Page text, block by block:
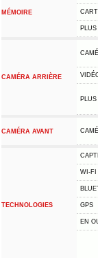
MÉMOIRE
PLUS
CAMÉRA ARRIÈRE
PLUS
CAMÉRA AVANT
TECHNOLOGIES
WI-FI
GPS
EN